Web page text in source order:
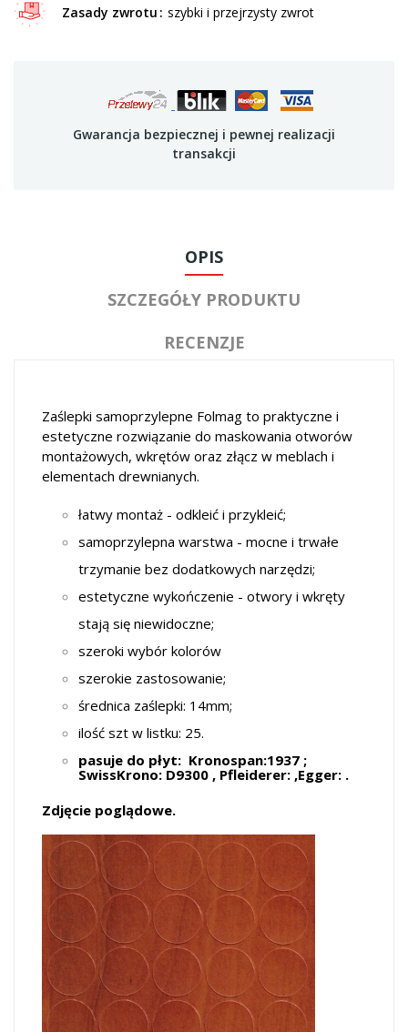
Zasady zwrotu szybki i przejrzysty zwrot
Gwarancja bezpiecznej i pewnej realizacji
transakcji
OPIS
SZCZEGÓŁY PRODUKTU
RECENZJE
Zaślepki samoprzylepne Folmag to praktyczne i
estetyczne rozwiązanie do maskowania otworów
montażowych, wkrętów oraz złącz w meblach i
elementach drewnianych.
łatwy montaż - odkleić i przykleić;
samoprzylepna warstwa - mocne i trwałe
trzymanie bez dodatkowych narzędzi;
estetyczne wykończenie - otwory i wkręty
stają się niewidoczne;
szeroki wybór kolorów
szerokie zastosowanie;
średnica zaślepki: 14mm;
ilość szt w listku: 25.
pasuje do płyt: Kronospan:1937 ;
SwissKrono: D9300 , Pfleiderer: ,Egger: .
Zdjęcie poglądowe.